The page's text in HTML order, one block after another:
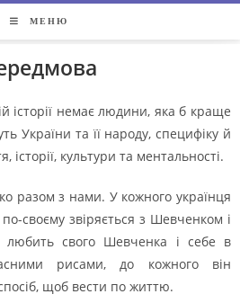
МЕНЮ
історії немає людини, яка б краще
України та її народу, специфіку й
історії, культури та ментальності.
разом з нами. У кожного українця
своєму звіряється з Шевченком і
свого Шевченка і себе в
рисами, до кожного він
щоб вести по життю.